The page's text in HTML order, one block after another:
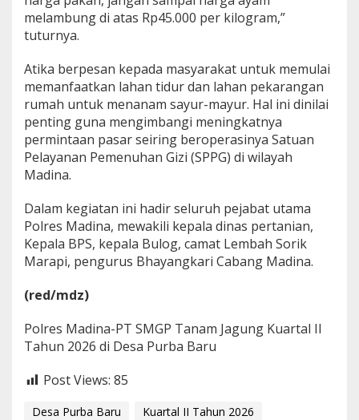
melambung di atas Rp45.000 per kilogram,”
tuturnya.
Atika berpesan kepada masyarakat untuk memulai
memanfaatkan lahan tidur dan lahan pekarangan
rumah untuk menanam sayur-mayur. Hal ini dinilai
penting guna mengimbangi meningkatnya
permintaan pasar seiring beroperasinya Satuan
Pelayanan Pemenuhan Gizi (SPPG) di wilayah
Madina.
Dalam kegiatan ini hadir seluruh pejabat utama
Polres Madina, mewakili kepala dinas pertanian,
Kepala BPS, kepala Bulog, camat Lembah Sorik
Marapi, pengurus Bhayangkari Cabang Madina.
(red/mdz)
Polres Madina-PT SMGP Tanam Jagung Kuartal II
Tahun 2026 di Desa Purba Baru
Post Views: 85
Desa Purba Baru
Kuartal II Tahun 2026